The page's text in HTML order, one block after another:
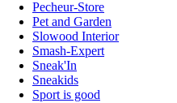
Pecheur-Store
Pet and Garden
Slowood Interior
Smash-Expert
Sneak'In
Sneakids
Sport is good